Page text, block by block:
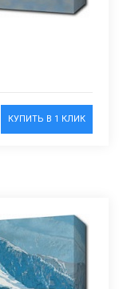
КУПИТЬ В 1 КЛИК